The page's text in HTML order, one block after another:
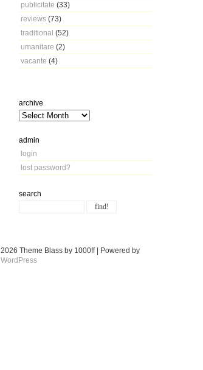
publicitate (33)
reviews (73)
traditional (52)
umanitare (2)
vacante (4)
archive
admin
login
lost password?
search
2026 Theme Blass by 1000ff | Powered by
WordPress